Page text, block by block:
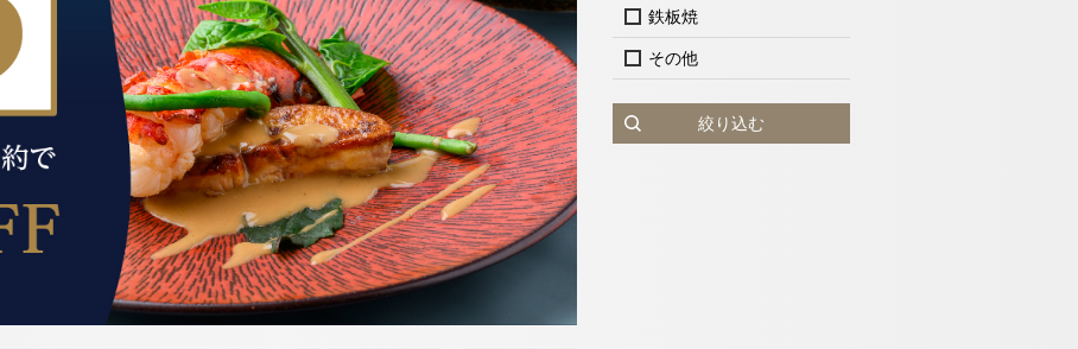
鉄板焼
その他
絞り込む
トリ
ップ
アド
ユー
チュ
ーブ
イン
スタ
グラ
ファ
イス
Reservation
レストラン予約
フランス料理「エスカー
レ」
宿泊検索 航空券＋宿泊検索
決まりの方
チェックアウト